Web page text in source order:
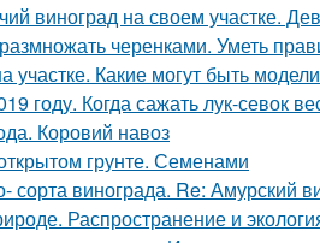
виноград на своем участке.
черенками. Уметь
участке. Какие могут быть
году. Когда сажать лук-севок
Коровий навоз
грунте. Семенами
сорта винограда. Re: Амурский
Распространение и